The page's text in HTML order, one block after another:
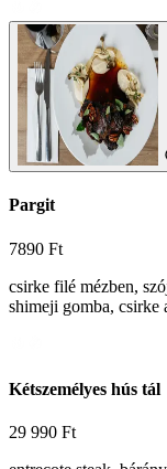
Pargit
7890 Ft
csirke filé mézben,
shimeji gomba, csirke
Kétszemélyes hús tál
29 990 Ft